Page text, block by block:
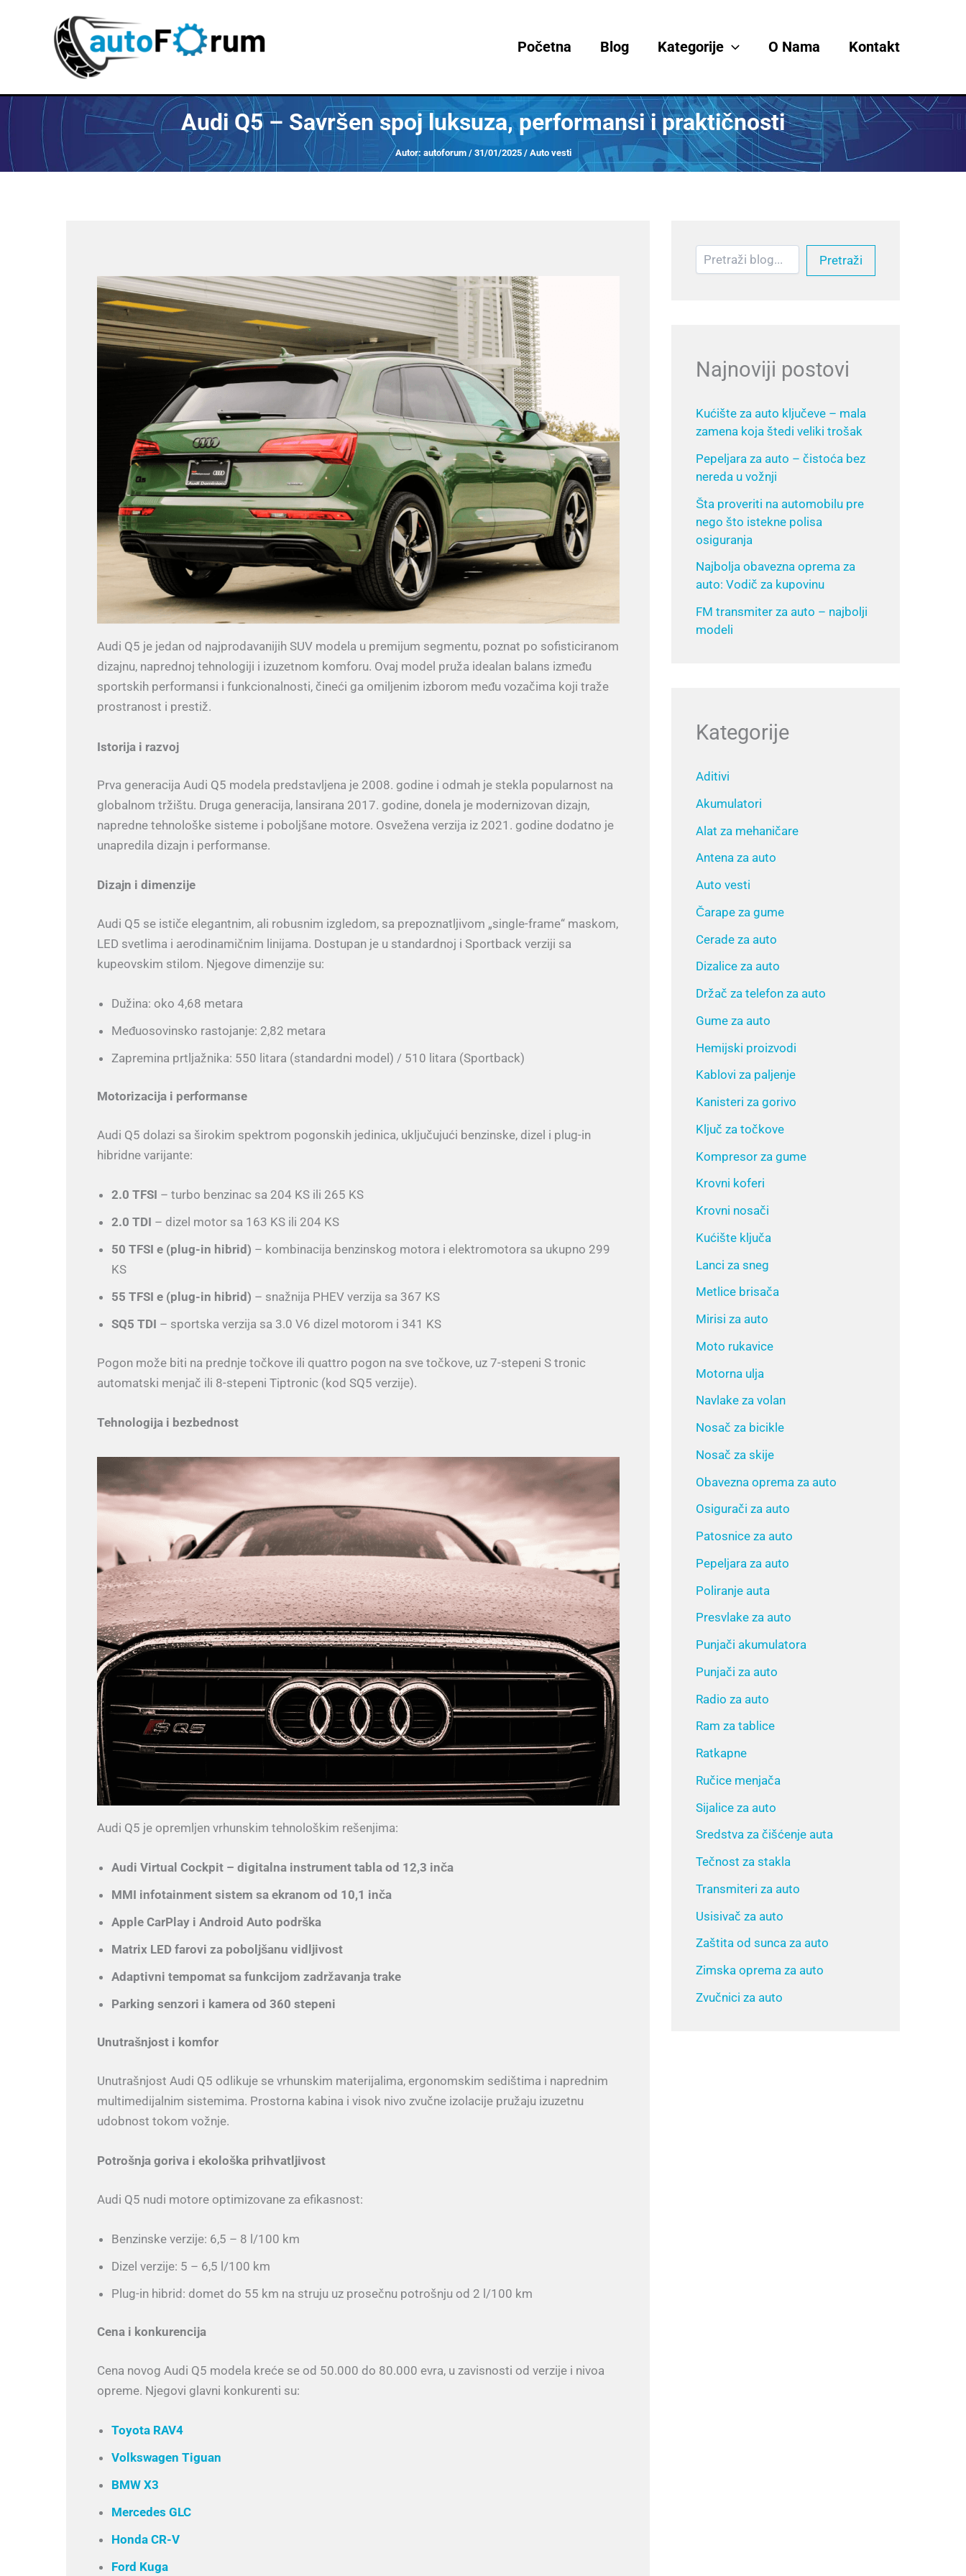
Početna Blog Kategorije O Nama Kontakt
Audi Q5 – Savršen spoj luksuza, performansi i praktičnosti
Autor: autoforum / 31/01/2025 / Auto vesti
Audi Q5 je jedan od najprodavanijih SUV modela u premijum segmentu, poznat po sofisticiranom
dizajnu, naprednoj tehnologiji i izuzetnom komforu. Ovaj model pruža idealan balans između
sportskih performansi i funkcionalnosti, čineći ga omiljenim izborom među vozačima koji traže
prostranost i prestiž.
Istorija i razvoj
Prva generacija Audi Q5 modela predstavljena je 2008. godine i odmah je stekla popularnost na
globalnom tržištu. Druga generacija, lansirana 2017. godine, donela je modernizovan dizajn,
napredne tehnološke sisteme i poboljšane motore. Osvežena verzija iz 2021. godine dodatno je
unapredila dizajn i performanse.
Dizajn i dimenzije
Audi Q5 se ističe elegantnim, ali robusnim izgledom, sa prepoznatljivom „single-frame“ maskom,
LED svetlima i aerodinamičnim linijama. Dostupan je u standardnoj i Sportback verziji sa
kupeovskim stilom. Njegove dimenzije su:
Dužina: oko 4,68 metara
Međuosovinsko rastojanje: 2,82 metara
Zapremina prtljažnika: 550 litara (standardni model) / 510 litara (Sportback)
Motorizacija i performanse
Audi Q5 dolazi sa širokim spektrom pogonskih jedinica, uključujući benzinske, dizel i plug-in
hibridne varijante:
2.0 TFSI – turbo benzinac sa 204 KS ili 265 KS
2.0 TDI – dizel motor sa 163 KS ili 204 KS
50 TFSI e (plug-in hibrid) – kombinacija benzinskog motora i elektromotora sa ukupno 299
KS
55 TFSI e (plug-in hibrid) – snažnija PHEV verzija sa 367 KS
SQ5 TDI – sportska verzija sa 3.0 V6 dizel motorom i 341 KS
Pogon može biti na prednje točkove ili quattro pogon na sve točkove, uz 7-stepeni S tronic
automatski menjač ili 8-stepeni Tiptronic (kod SQ5 verzije).
Tehnologija i bezbednost
Audi Q5 je opremljen vrhunskim tehnološkim rešenjima:
Audi Virtual Cockpit – digitalna instrument tabla od 12,3 inča
MMI infotainment sistem sa ekranom od 10,1 inča
Apple CarPlay i Android Auto podrška
Matrix LED farovi za poboljšanu vidljivost
Adaptivni tempomat sa funkcijom zadržavanja trake
Parking senzori i kamera od 360 stepeni
Unutrašnjost i komfor
Unutrašnjost Audi Q5 odlikuje se vrhunskim materijalima, ergonomskim sedištima i naprednim
multimedijalnim sistemima. Prostorna kabina i visok nivo zvučne izolacije pružaju izuzetnu
udobnost tokom vožnje.
Potrošnja goriva i ekološka prihvatljivost
Audi Q5 nudi motore optimizovane za efikasnost:
Benzinske verzije: 6,5 – 8 l/100 km
Dizel verzije: 5 – 6,5 l/100 km
Plug-in hibrid: domet do 55 km na struju uz prosečnu potrošnju od 2 l/100 km
Cena i konkurencija
Cena novog Audi Q5 modela kreće se od 50.000 do 80.000 evra, u zavisnosti od verzije i nivoa
opreme. Njegovi glavni konkurenti su:
Toyota RAV4
Volkswagen Tiguan
BMW X3
Mercedes GLC
Honda CR-V
Ford Kuga
Pretraži
Najnoviji postovi
Kućište za auto ključeve – mala
zamena koja štedi veliki trošak
Pepeljara za auto – čistoća bez
nereda u vožnji
Šta proveriti na automobilu pre
nego što istekne polisa
osiguranja
Najbolja obavezna oprema za
auto: Vodič za kupovinu
FM transmiter za auto – najbolji
modeli
Kategorije
Aditivi
Akumulatori
Alat za mehaničare
Antena za auto
Auto vesti
Čarape za gume
Cerade za auto
Dizalice za auto
Držač za telefon za auto
Gume za auto
Hemijski proizvodi
Kablovi za paljenje
Kanisteri za gorivo
Ključ za točkove
Kompresor za gume
Krovni koferi
Krovni nosači
Kućište ključa
Lanci za sneg
Metlice brisača
Mirisi za auto
Moto rukavice
Motorna ulja
Navlake za volan
Nosač za bicikle
Nosač za skije
Obavezna oprema za auto
Osigurači za auto
Patosnice za auto
Pepeljara za auto
Poliranje auta
Presvlake za auto
Punjači akumulatora
Punjači za auto
Radio za auto
Ram za tablice
Ratkapne
Ručice menjača
Sijalice za auto
Sredstva za čišćenje auta
Tečnost za stakla
Transmiteri za auto
Usisivač za auto
Zaštita od sunca za auto
Zimska oprema za auto
Zvučnici za auto